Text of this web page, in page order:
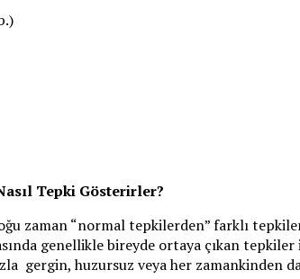
Tepki Gösterirler?
zaman “normal tepkilerden” farklı
genellikle bireyde ortaya çıkan
gergin, huzursuz veya her zamankinden